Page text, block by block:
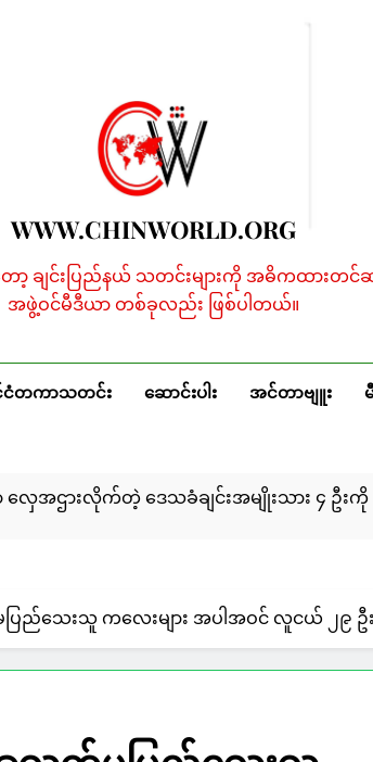
WWW.CHINWORLD.ORG
ော့ ချင်းပြည်နယ် သတင်းများကို အဓိကထားတင်ဆ
အဖွဲ့ဝင်မီဒီယာ တစ်ခုလည်း ဖြစ်ပါတယ်။
ငံတကာသတင်း ဆောင်းပါး အင်တာဗျူး
ချင်းအမျိုးသား ၄ ဦးကို ULA/AA က ဖမ်
သေးသူ ကလေးများ အပါအဝင် လူငယ် ၂၉ ဦးကို